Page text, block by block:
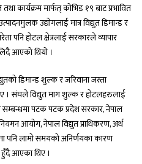
कार्यक्रम मार्फत् कोभिड १९ बाट प्रभावित
उद्योगलाई मात्र विद्युत डिमान्ड र
पनि होटल क्षेत्रलाई सरकारले व्यापार
आएको थियो ।
डिमान्ड शुल्क र जरिवाना जस्ता
। संघले विद्युत माग शुल्क र होटलहरुलाई
सम्बन्धमा पटक पटक प्रदेश सरकार, नेपाल
आयोग, नेपाल विद्युत प्राधिकरण, अर्थ
पनि लामो समयको अनिर्णयका कारण
आएका थिए ।